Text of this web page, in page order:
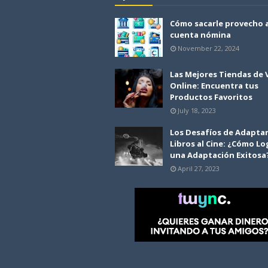
Cómo sacarle provecho
cuenta nómina
November 22, 2024
Las Mejores Tiendas de
Online: Encuentra tus
Productos Favoritos
July 18, 2023
Los Desafíos de Adaptar
Libros al Cine: ¿Cómo
una Adaptación
April 27, 2023